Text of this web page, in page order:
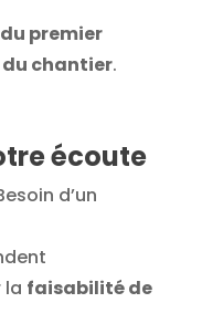
du premier
chantier.
écoute
d’un
la faisabilité de